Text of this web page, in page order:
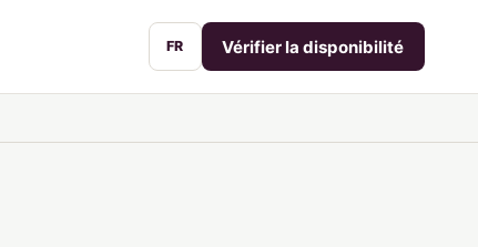
FR Vérifier la disponibilité